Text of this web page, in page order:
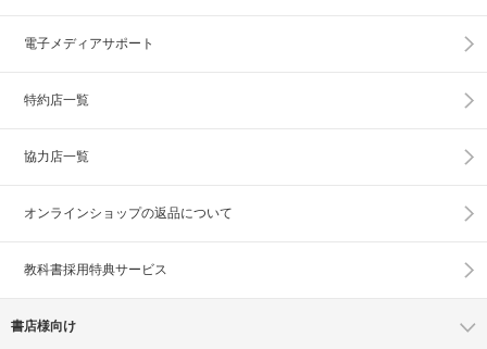
電子メディアサポート
特約店一覧
協力店一覧
オンラインショップの返品について
教科書採用特典サービス
書店様向け